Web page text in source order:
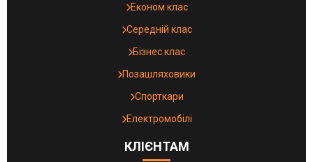
Економ клас
Середній клас
Бізнес клас
Позашляховики
Спорткари
Електромобілі
КЛІЄНТАМ